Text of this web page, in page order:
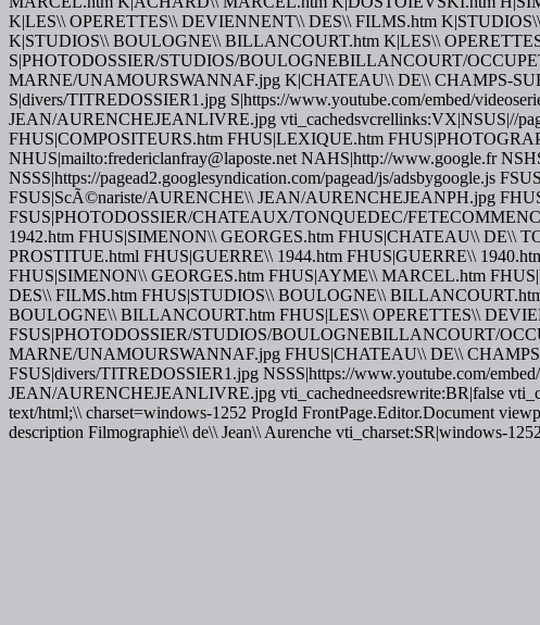
K|LES\\ OPERETTES\\ DEVIENNENT\\ DES\\ FILMS.htm
K|STUDIOS\\ BOULOGNE\\ BILLANCOURT.htm K|LES\\
S|PHOTODOSSIER/STUDIOS/BOULOGNEBILLANCOURT/
MARNE/UNAMOURSWANNAF.jpg K|CHATEAU\\ DE\\ CHAMPS-
S|divers/TITREDOSSIER1.jpg S|https://www.youtube.com/embed/
JEAN/AURENCHEJEANLIVRE.jpg vti_cachedsvcrellinks:VX|NSUS|//
FHUS|COMPOSITEURS.htm FHUS|LEXIQUE.htm
NHUS|mailto:fredericlanfray@laposte.net NAHS|http://www.google.fr
NSSS|https://pagead2.googlesyndication.com/pagead/js/adsbygoogle.js
FSUS|ScÃ©nariste/AURENCHE\\ JEAN/AURENCHEJEANPH.jpg
FSUS|PHOTODOSSIER/CHATEAUX/TONQUEDEC/
1942.htm FHUS|SIMENON\\ GEORGES.htm FHUS|CHATEAU\\ DE\\
PROSTITUE.html FHUS|GUERRE\\ 1944.htm FHUS|GUERRE\\
FHUS|SIMENON\\ GEORGES.htm FHUS|AYME\\ MARCEL.htm
DES\\ FILMS.htm FHUS|STUDIOS\\ BOULOGNE\\
BOULOGNE\\ BILLANCOURT.htm FHUS|LES\\ OPERETTES\\
FSUS|PHOTODOSSIER/STUDIOS/BOULOGNEBILLANCOURT/
MARNE/UNAMOURSWANNAF.jpg FHUS|CHATEAU\\ DE\\
FSUS|divers/TITREDOSSIER1.jpg NSSS|https://www.youtube.com/
JEAN/AURENCHEJEANLIVRE.jpg vti_cachedneedsrewrite:BR|false
text/html;\\ charset=windows-1252 ProgId FrontPage.Editor.Document
description Filmographie\\ de\\ Jean\\ Aurenche vti_charset:SR|windows-